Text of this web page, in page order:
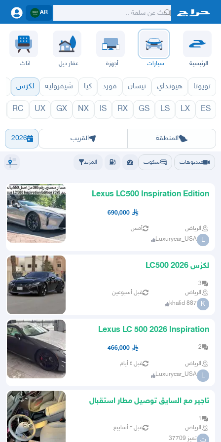
AR
الرئيسية سيارات أجهزة عقار ديل اثاث
تويوتا هيونداي نيسان فورد كيا شيفروليه لكزس
ES
LX
LS
GS
RX
IS
NX
GX
UX
RC
المنطقة
الرياض الشرقيهجده الطايف حائلأبها عسيرالباحة
القريب 2026
LC 1970
فيديوهات سكوب المزيد
Lexus LC500 Inspiration Edition
690,000
الرياض أمس
L
Luxurycar_USA
لكزس LC500 2026
3
الرياض
قبل أسبوعين
K
khalid 887
Lexus LC 500 2026 Inspiration
2
466,000
الرياض قبل ٥ أيام
L
Luxurycar_USA
تاجير مع السايق توصيل مطار استقبال
1
الرياض
قبل ٣ أسابيع
ت تميز 37709